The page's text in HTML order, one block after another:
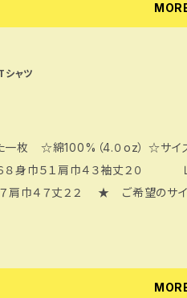
ャツ
（4.０oz） ☆サイズ単位㎝ Ｓ 身丈６５身巾４８肩
巾５１肩巾４３袖丈２０
肩巾４７丈２２ ★ ご希望のサイ